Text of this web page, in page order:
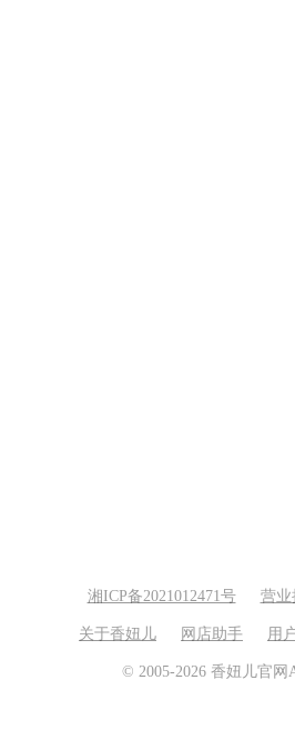
湘ICP备2021012471号 营业
关于香妞儿 网店助手 用
© 2005-2026 香妞儿官